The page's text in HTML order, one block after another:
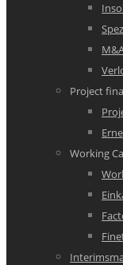
Project
Working